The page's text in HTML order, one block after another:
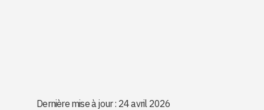
Dernière mise à jour : 24 avril 2026